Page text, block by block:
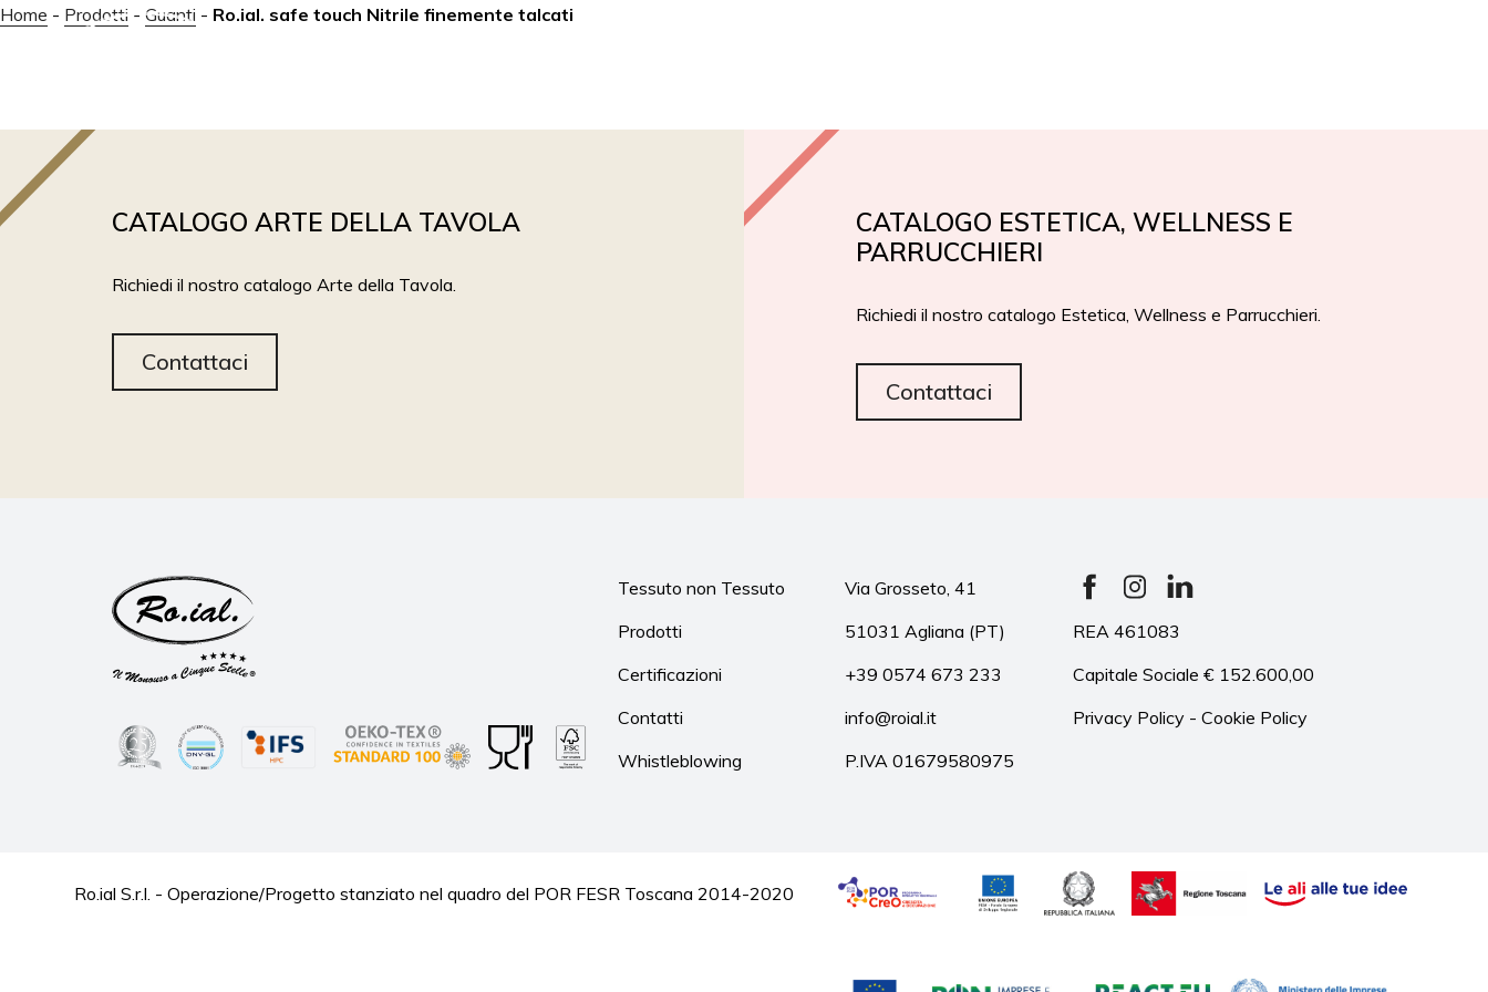
Home - Prodotti - Guanti - Ro.ial. safe touch Nitrile finemente talcati
CATALOGO ARTE DELLA TAVOLA
Richiedi il nostro catalogo Arte della Tavola.
Contattaci
CATALOGO ESTETICA, WELLNESS E
PARRUCCHIERI
Richiedi il nostro catalogo Estetica, Wellness e Parrucchieri.
Contattaci
Via Grosseto, 41
51031 Agliana (PT)
+39 0574 673 233
info@roial.it
P.IVA 01679580975
REA 461083
Capitale Sociale € 152.600,00
Privacy Policy - Cookie Policy
Tessuto non Tessuto
Prodotti
Certificazioni
Contatti
Whistleblowing
Ro.ial S.r.l. - Operazione/Progetto stanziato nel quadro del POR FESR Toscana 2014-2020